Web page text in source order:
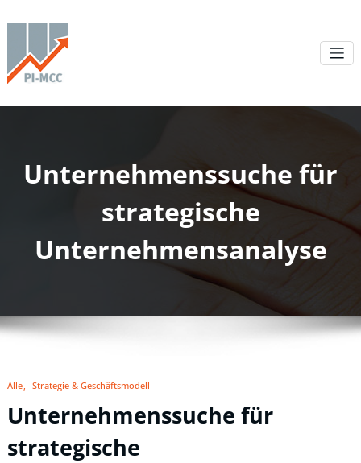
Unternehmenssuche für
strategische
Unternehmensanalyse
Alle Strategie & Geschäftsmodell
Unternehmenssuche für
strategische